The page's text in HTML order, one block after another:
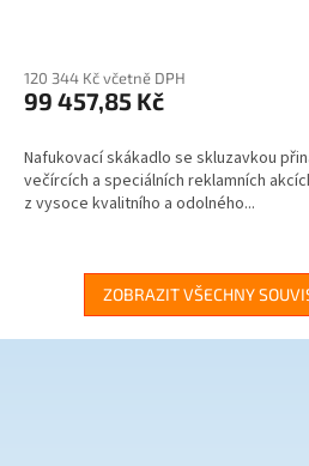
120 344 Kč včetně DPH
99 457,85 Kč
Nafukovací skákadlo se skluzavkou
večírcích a speciálních reklamních
z vysoce kvalitního a odolného...
ZOBRAZIT VŠECHNY